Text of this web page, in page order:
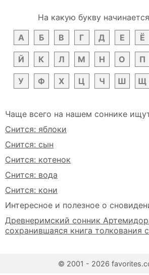
На какую букву
А
Б В Г Д Е Ё
Й К Л М Н О П
У Ф Х Ц Ч Ш Щ
Чаще всего на нашем соннике
Снится: яблоки
Снится: сын
Снится: котенок
Снится: вода
Снится: кони
Интересное и полезное о
Древнеримский сонник
сохранившаяся книга толкования
© 2001 - 2026